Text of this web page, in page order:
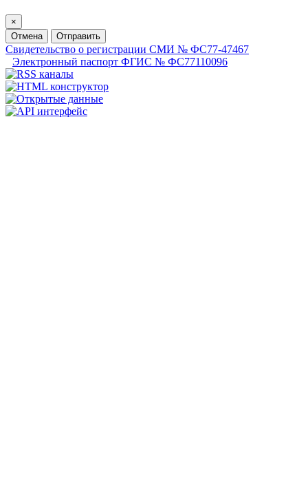
×
Отмена
Отправить
Свидетельство о регистрации СМИ № ФС77-47467
Электронный паспорт ФГИС № ФС77110096